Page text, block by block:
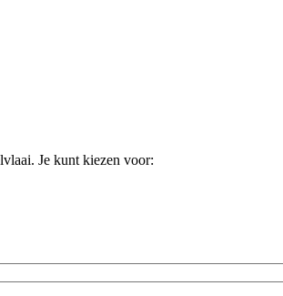
Je kunt kiezen voor: